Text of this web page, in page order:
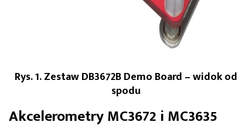
Rys. 1. Zestaw DB3672B Demo Board – widok od
spodu
Akcelerometry MC3672 i MC3635